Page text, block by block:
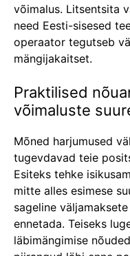
võimalus. Litsentsita
need Eesti-sisesed
operaator tegutseb
mängijakaitset.
Praktilised
võimaluste
Mõned harjumused
tugevdavad teie
Esiteks tehke
mitte alles esimese
sageline
ennetada. Teiseks
läbimängimise